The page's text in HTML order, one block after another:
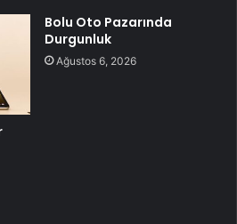
Bolu Oto Pazarında
Durgunluk
Ağustos 6, 2026